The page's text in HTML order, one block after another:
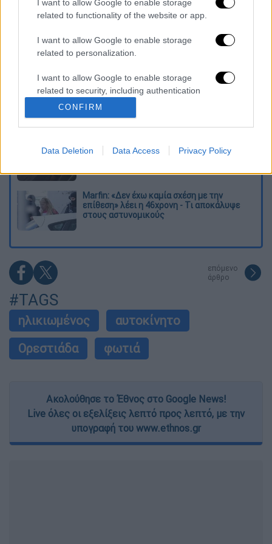
I want to allow Google to enable storage
related to functionality of the website or app.
I want to allow Google to enable storage
related to personalization.
I want to allow Google to enable storage
related to security, including authentication
functionality and fraud prevention, and other
user protection.
CONFIRM
Data Deletion Data Access Privacy Policy
Διαβάστε ακόμη
Επιστήμονες ανακάλυψαν τον τέταρτο
γνωστό τύπο μεταδοτικού καρκίνου στον
Μουντιάλ 2026: «Θα ανατινάξω τον Μέσι με
τέσσερις βόμβες» - Οι τρομοκρατικές
απειλές που ερεύνησε το FBI
Φρίκη στην Κρήτη: Τουρίστας μπήκε σε
κατάστημα και ρώτησε πόσο «κοστίζει»
Marfin: «Δεν έχω καμία σχέση με την
επίθεση» λέει η 46χρονη - Τι αποκάλυψε
στους αστυνομικούς
επόμενο
άρθρο
#TAGS
ηλικιωμένος
αυτοκίνητο
Ορεστιάδα
φωτιά
Ακολούθησε το Έθνος στο Google News!
Live όλες οι εξελίξεις λεπτό προς λεπτό, με την
υπογραφή του www.ethnos.gr